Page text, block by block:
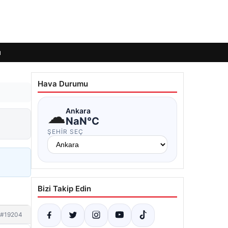
#19204
Hava Durumu
☁Ankara
NaN°C
ŞEHIR SEÇ
Bizi Takip Edin